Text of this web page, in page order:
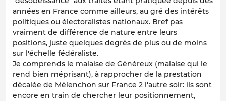
années en France comme ailleurs, au gré des intérêts
politiques ou électoralistes nationaux. Bref pas
vraiment de différence de nature entre leurs
positions, juste quelques degrés de plus ou de moins
sur l'échelle fédéraliste.
Je comprends le malaise de Généreux (malaise qui le
rend bien méprisant), à rapprocher de la prestation
décalée de Mélenchon sur France 2 l'autre soir: ils sont
encore en train de chercher leur positionnement,